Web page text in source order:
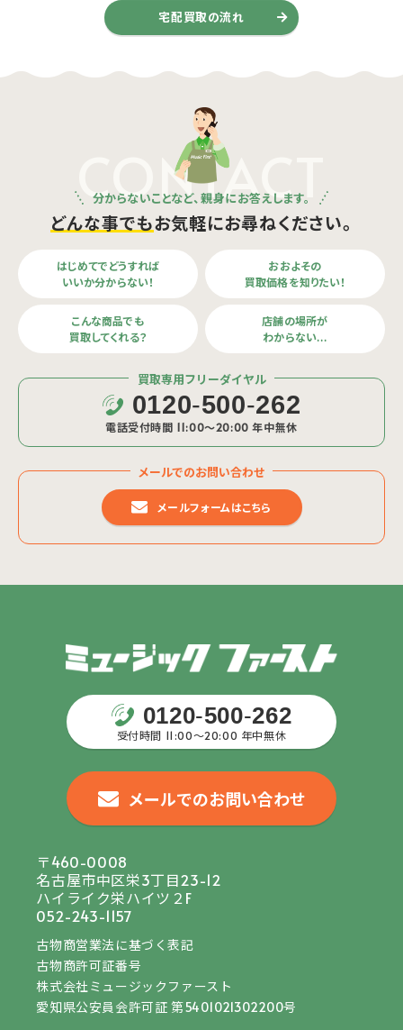
宅配買取の流れ
CONTACT
分からないことなど、親身にお答えします。
どんな事でもお気軽にお尋ねください。
はじめてでどうすれば
いいか分からない！
おおよその
買取価格を知りたい！
こんな商品でも
買取してくれる？
店舗の場所が
わからない…
買取専用フリーダイヤル
0120-500-262
電話受付時間 11:00〜20:00 年中無休
メールでのお問い合わせ
メールフォームはこちら
0120-500-262
受付時間 11:00〜20:00 年中無休
メールでのお問い合わせ
〒460-0008
名古屋市中区栄3丁目23-12
ハイライク栄ハイツ２F
052-243-1157
古物商営業法に基づく表記
古物商許可証番号
株式会社ミュージックファースト
愛知県公安員会許可証 第5401021302200号